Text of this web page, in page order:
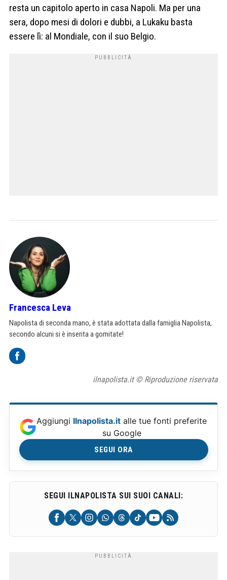
resta un capitolo aperto in casa Napoli. Ma per una
sera, dopo mesi di dolori e dubbi, a Lukaku basta
essere lì: al Mondiale, con il suo Belgio.
Francesca Leva
Napolista di seconda mano, è stata adottata dalla famiglia Napolista,
secondo alcuni si è inserita a gomitate!
ilnapolista.it © Riproduzione riservata
Aggiungi Ilnapolista.it alle tue fonti preferite
su Google
SEGUI ORA
SEGUI ILNAPOLISTA SUI SUOI CANALI: